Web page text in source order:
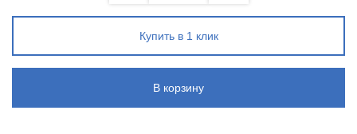
Купить в 1 клик
В корзину